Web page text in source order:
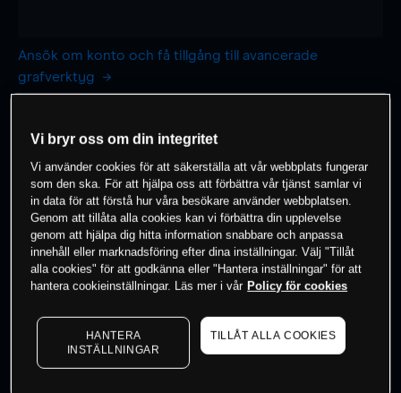
Ansök om konto och få tillgång till avancerade
grafverktyg
- -
7 dagar
-
30 dagar
-
0% av kunderna har enposition i detta
instrument
Vi bryr oss om din integritet
Vi använder cookies för att säkerställa att vår webbplats fungerar
som den ska. För att hjälpa oss att förbättra vår tjänst samlar vi
in data för att förstå hur våra besökare använder webbplatsen.
Genom att tillåta alla cookies kan vi förbättra din upplevelse
genom att hjälpa dig hitta information snabbare och anpassa
innehåll eller marknadsföring efter dina inställningar. Välj "Tillåt
alla cookies" för att godkänna eller "Hantera inställningar" för att
hantera cookieinställningar. Läs mer i vår Policy för cookies
HANTERA
INSTÄLLNINGAR
TILLÅT ALLA COOKIES